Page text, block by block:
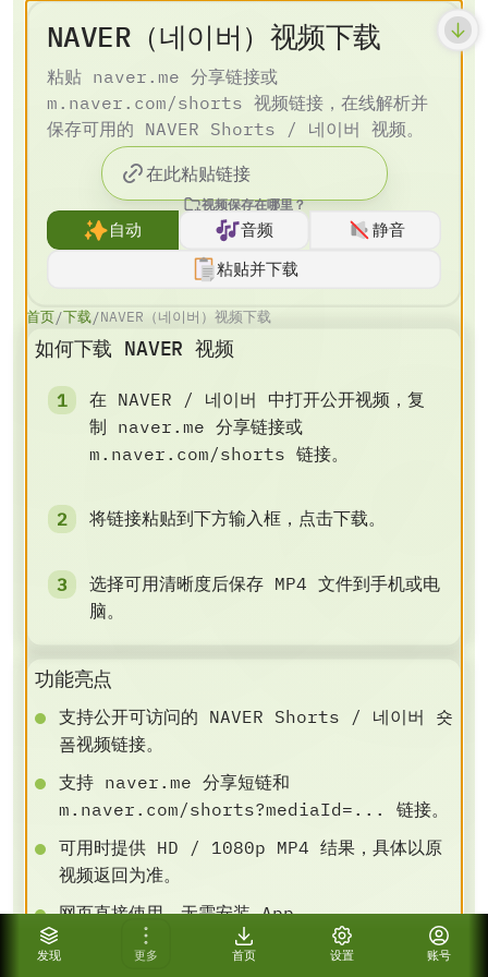
发现 更多 首页 设置 账号
NAVER（네이버）视频下载
粘贴 naver.me 分享链接或
m.naver.com/shorts 视频链接，在线解析并
保存可用的 NAVER Shorts / 네이버 视频。
视频保存在哪里？
自动 音频
静音
粘贴并下载
首页/下载/NAVER（네이버）视频下载
如何下载 NAVER 视频
在 NAVER / 네이버 中打开公开视频，复
制 naver.me 分享链接或
m.naver.com/shorts 链接。
将链接粘贴到下方输入框，点击下载。
选择可用清晰度后保存 MP4 文件到手机或电
脑。
功能亮点
支持公开可访问的 NAVER Shorts / 네이버 숏
폼视频链接。
支持 naver.me 分享短链和
m.naver.com/shorts?mediaId=... 链接。
可用时提供 HD / 1080p MP4 结果，具体以原
视频返回为准。
网页直接使用，无需安装 App。
实用下载提示